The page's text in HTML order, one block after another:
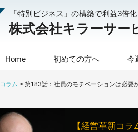
「特別ビジネス」の構築で利益3倍
株式会社キラーサー
Home 初めての方へ 今
コラム 第183話：社員のモチベーションは必要
【経営革新コ